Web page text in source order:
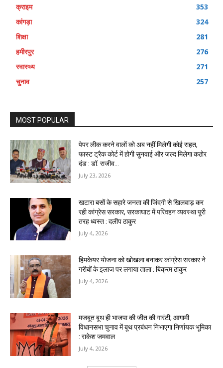
क्राइम
353
कांगड़ा
324
शिक्षा
281
हमीरपुर
276
स्वास्थ्य
271
चुनाव
257
MOST POPULAR
पेपर लीक करने वालों को अब नहीं मिलेगी कोई राहत,
फास्ट ट्रैक कोर्ट में होगी सुनवाई और जल्द मिलेगा कठोर
दंड : डॉ. राजीव...
July 23, 2026
खटारा बसों के सहारे जनता की जिंदगी से खिलवाड़ कर
रही कांग्रेस सरकार, सरकाघाट में परिवहन व्यवस्था पूरी
तरह ध्वस्त : दलीप ठाकुर
July 4, 2026
हिमकेयर योजना को खोखला बनाकर कांग्रेस सरकार ने
गरीबों के इलाज पर लगाया ताला : बिक्रम ठाकुर
July 4, 2026
मजबूत बूथ ही भाजपा की जीत की गारंटी, आगामी
विधानसभा चुनाव में बूथ प्रबंधन निभाएगा निर्णायक भूमिका
: राकेश जमवाल
July 4, 2026